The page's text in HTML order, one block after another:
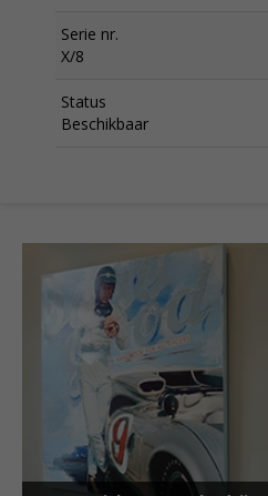
Serie nr.
X/8
Status
Beschikbaar